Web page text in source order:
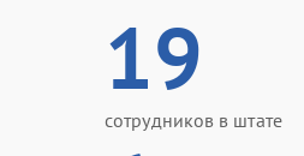
19
сотрудников в штате